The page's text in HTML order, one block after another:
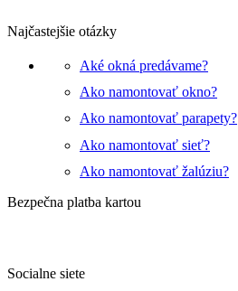
Najčastejšie otázky
Aké okná predávame?
Ako namontovať okno?
Ako namontovať parapety?
Ako namontovať sieť?
Ako namontovať žalúziu?
Bezpečna platba kartou
Socialne siete